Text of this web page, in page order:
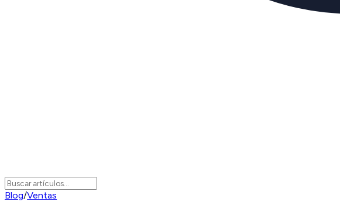
Blog/Ventas